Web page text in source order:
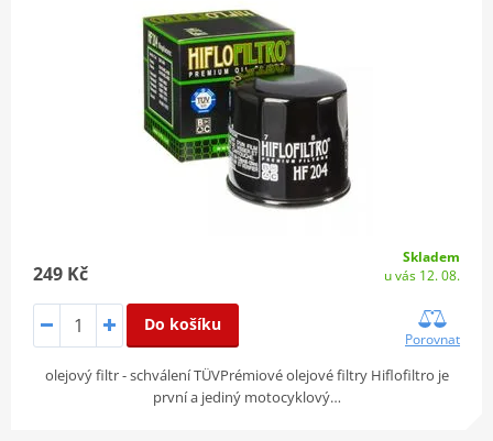
249 Kč
Skladem
u vás 12. 08.
Do košíku
Porovnat
olejový filtr - schválení TÜVPrémiové olejové filtry Hiflofiltro je
první a jediný motocyklový…